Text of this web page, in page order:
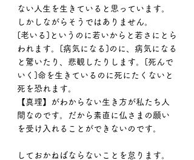
ない人生を生きていると思っています。
しかしながらそうではありません。
[老いる]というのに若いからと若さにとら
われます。[病気になる]のに、病気になる
と驚いたり、悲観したりします。[死んで
いく]命を生きているのに死にたくないと
死を恐れます。
【真理】がわからない生き方が私たち人
間なのです。だから素直に仏さまの願い
を受け入れることができないのです。
しておかねばならないことを怠ります。